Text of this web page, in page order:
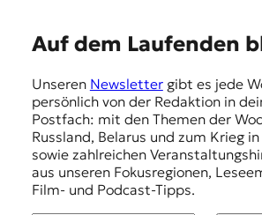
Auf dem Laufenden
Unseren Newslettergibt es jede
persönlich von der Redaktion in
Postfach: mit den Themen der
Russland, Belarus und zum Krieg
sowie zahlreichen
aus unseren Fokusregionen,
Film- und Podcast-Tipps.